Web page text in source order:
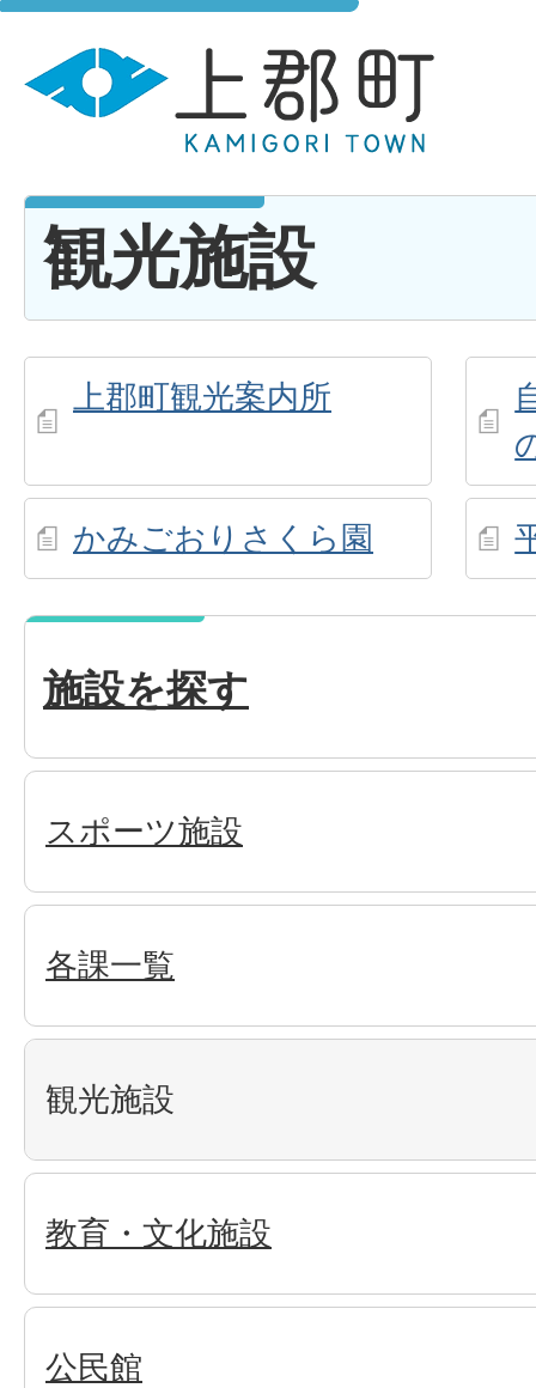
観光施設
上郡町観光案内所
かみごおりさくら園
施設を探す
スポーツ施設
各課一覧
観光施設
教育・文化施設
公民館